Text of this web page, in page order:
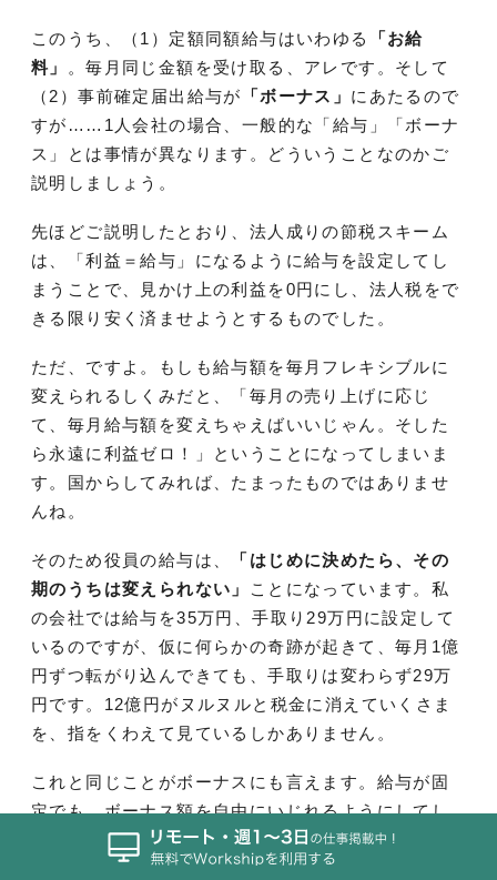
このうち、（1）定額同額給与はいわゆる
「お給
料」
。毎月同じ金額を受け取る、アレです。そして
（2）事前確定届出給与が
「ボーナス」 にあたるので
すが……1人会社の場合、一般的な「給与」「ボーナ
ス」とは事情が異なります。どういうことなのかご
説明しましょう。
先ほどご説明したとおり、法人成りの節税スキーム
は、「利益＝給与」になるように給与を設定してし
まうことで、見かけ上の利益を0円にし、法人税をで
きる限り安く済ませようとするものでした。
ただ、ですよ。もしも給与額を毎月フレキシブルに
変えられるしくみだと、「毎月の売り上げに応じ
て、毎月給与額を変えちゃえばいいじゃん。そした
ら永遠に利益ゼロ！」ということになってしまいま
す。国からしてみれば、たまったものではありませ
んね。
そのため役員の給与は、
「はじめに決めたら、その
期のうちは変えられない」
ことになっています。私
の会社では給与を35万円、手取り29万円に設定して
いるのですが、仮に何らかの奇跡が起きて、毎月1億
円ずつ転がり込んできても、手取りは変わらず29万
円です。12億円がヌルヌルと税金に消えていくさま
を、指をくわえて見ているしかありません。
これと同じことがボーナスにも言えます。給与が固
定でも、ボーナス額を自由にいじれるようにしてし
まったら、またしてもズルいことができてしまうか